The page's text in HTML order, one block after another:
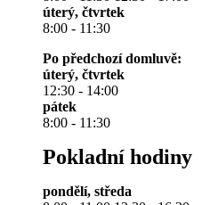
úterý, čtvrtek
8:00 - 11:30
Po předchozí domluvě:
úterý, čtvrtek
12:30 - 14:00
pátek
8:00 - 11:30
Pokladní hodiny
pondělí, středa